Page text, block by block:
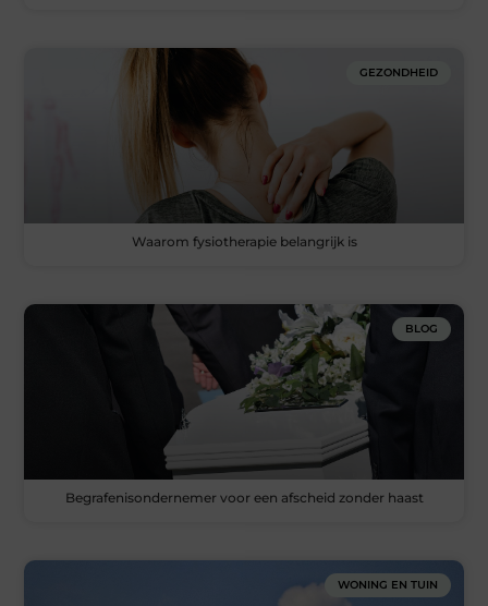
GEZONDHEID
Waarom fysiotherapie belangrijk is
BLOG
Begrafenisondernemer voor een afscheid zonder haast
WONING EN TUIN